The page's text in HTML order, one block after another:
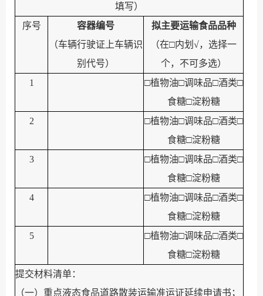
填写）
序号
容器编号
（车辆行驶证上车辆识
别代号）
拟主要运输食品品种
（在□内划 √，选择一
个， 不可多选）
1
□植物油□调味品□酒类□
食糖□淀粉糖
2
□植物油□调味品□酒类□
食糖□淀粉糖
3
□植物油□调味品□酒类□
食糖□淀粉糖
4
□植物油□调味品□酒类□
食糖□淀粉糖
5
□植物油□调味品□酒类□
食糖□淀粉糖
提交材料清单：
（一）重点液态食品道路散装运输准运证延续申请书；